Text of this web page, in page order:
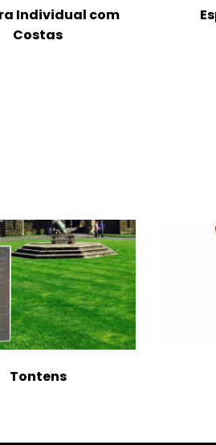
Totem